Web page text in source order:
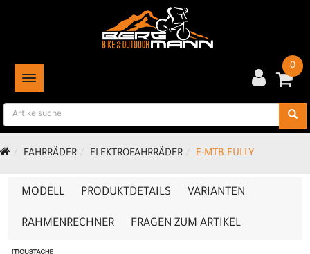
TOGGLE NAVIGATION
0
FAHRRÄDER ELEKTROFAHRRÄDER E-MTB FULLY
MODELL PRODUKTDETAILS VARIANTEN
RAHMENRECHNER FRAGEN ZUM ARTIKEL